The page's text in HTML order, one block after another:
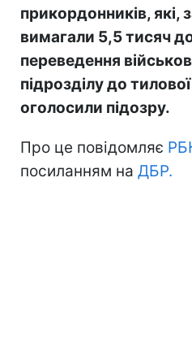
прикордонників, які,
вимагали 5,5 тисяч
переведення
підрозділу до
оголосили підозру.
Про це повідомляє
посиланням на ДБР.